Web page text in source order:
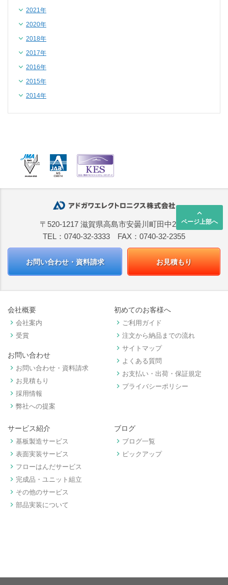
2021年
2020年
2018年
2017年
2016年
2015年
2014年
keyboard_arrow_up
ページ上部へ
〒520-1217 滋賀県高島市安曇川町田中2668
TEL：0740-32-3333 FAX：0740-32-2355
お問い合わせ・資料請求 お見積もり
会社概要
keyboard_arrow_right 会社案内
keyboard_arrow_right 受賞
お問い合わせ
keyboard_arrow_right お問い合わせ・資料請求
keyboard_arrow_right お見積もり
keyboard_arrow_right 採用情報
keyboard_arrow_right 弊社への提案
初めてのお客様へ
keyboard_arrow_right ご利用ガイド
keyboard_arrow_right 注文から納品までの流れ
keyboard_arrow_right サイトマップ
keyboard_arrow_right よくある質問
keyboard_arrow_right お支払い・出荷・保証規定
keyboard_arrow_right プライバシーポリシー
サービス紹介
keyboard_arrow_right 基板製造サービス
keyboard_arrow_right 表面実装サービス
keyboard_arrow_right フローはんだサービス
keyboard_arrow_right 完成品・ユニット組立
keyboard_arrow_right その他のサービス
keyboard_arrow_right 部品実装について
ブログ
keyboard_arrow_right ブログ一覧
keyboard_arrow_right ピックアップ